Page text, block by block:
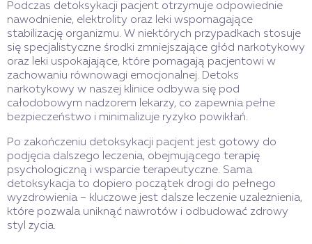
Podczas detoksykacji pacjent otrzymuje odpowiednie
nawodnienie, elektrolity oraz leki wspomagające
stabilizację organizmu. W niektórych przypadkach stosuje
się specjalistyczne środki zmniejszające głód narkotykowy
oraz leki uspokajające, które pomagają pacjentowi w
zachowaniu równowagi emocjonalnej. Detoks
narkotykowy w naszej klinice odbywa się pod
całodobowym nadzorem lekarzy, co zapewnia pełne
bezpieczeństwo i minimalizuje ryzyko powikłań.
Po zakończeniu detoksykacji pacjent jest gotowy do
podjęcia dalszego leczenia, obejmującego terapię
psychologiczną i wsparcie terapeutyczne. Sama
detoksykacja to dopiero początek drogi do pełnego
wyzdrowienia – kluczowe jest dalsze leczenie uzależnienia,
które pozwala uniknąć nawrotów i odbudować zdrowy
styl życia.